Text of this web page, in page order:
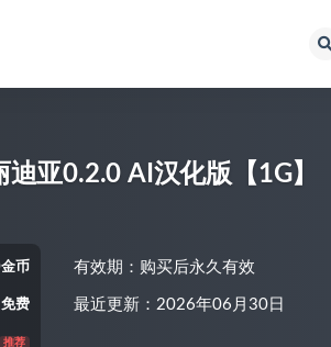
亚0.2.0 AI汉化版【1G】
币
免费
推荐
有效期：购买后永久有效
最近更新：2026年06月30日